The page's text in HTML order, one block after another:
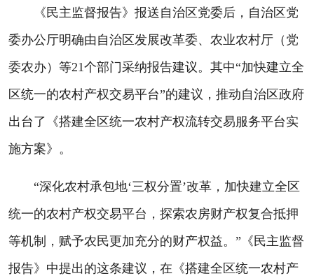
《民主监督报告》报送自治区党委后，自治区党
委办公厅明确由自治区发展改革委、农业农村厅（党
委农办）等21个部门采纳报告建议。其中“加快建立全
区统一的农村产权交易平台”的建议，推动自治区政府
出台了《搭建全区统一农村产权流转交易服务平台实
施方案》。
“深化农村承包地‘三权分置’改革，加快建立全区
统一的农村产权交易平台，探索农房财产权复合抵押
等机制，赋予农民更加充分的财产权益。”《民主监督
报告》中提出的这条建议，在《搭建全区统一农村产